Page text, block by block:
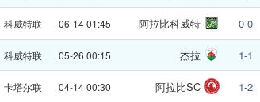
科威特联 06-14 01:45 阿拉比科威特 0-0
科威特联 05-26 00:15 杰拉 1-1
卡塔尔联 04-14 00:30 阿拉比SC 1-2